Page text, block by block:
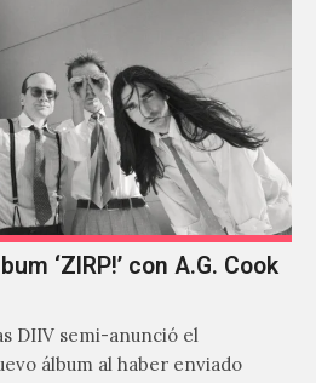
‘ZIRP!’ con A.G. Cook
DIIV semi-anunció el
álbum al haber enviado